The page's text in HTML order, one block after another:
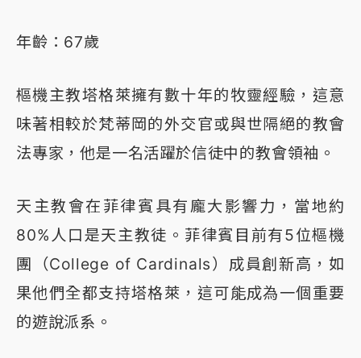
年齡：67歲
樞機主教塔格萊擁有數十年的牧靈經驗，這意
味著相較於梵蒂岡的外交官或與世隔絕的教會
法專家，他是一名活躍於信徒中的教會領袖。
天主教會在菲律賓具有龐大影響力，當地約
80%人口是天主教徒。菲律賓目前有5位樞機
團（College of Cardinals）成員創新高，如
果他們全都支持塔格萊，這可能成為一個重要
的遊說派系。